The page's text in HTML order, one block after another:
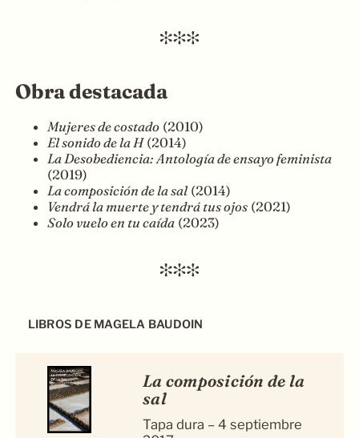
Obra destacada
Mujeres de costado(2010)
El sonido de la H(2014)
La Desobediencia: Antología de ensayo feminista
(2019)​
La composición de la sal(2014)
Vendrá la muerte y tendrá tus ojos(2021)​
Solo vuelo en tu caída(2023)
LIBROS DE MAGELA BAUDOIN
La composición de la
sal
Tapa dura – 4 septiembre